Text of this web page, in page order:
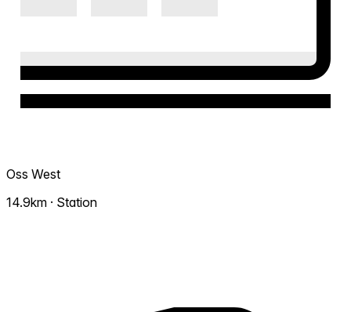
Oss West
14.9km · Station